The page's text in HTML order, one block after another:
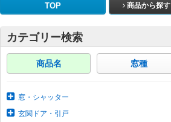
TOP
商品から探す
カテゴリー検索
商品名 窓種
窓・シャッター
玄関ドア・引戸